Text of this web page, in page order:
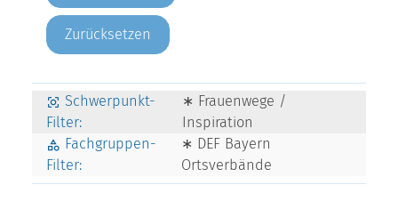
Zurücksetzen
Schwerpunkt-
Filter:
∗ Frauenwege /
Inspiration
Fachgruppen-
Filter:
∗ DEF Bayern
Ortsverbände